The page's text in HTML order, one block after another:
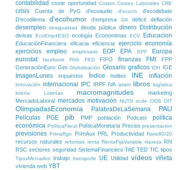
contabilidad coste oportunidad Costes Costes Laborales CRE
crisis Cuenta de PyG d'ecoaudio d'ecocio
d'ecodebate
D'ecodilema
d'ecohumor d'empresa DA déficit deflación
desempleo desigualdad deuda pública dinero Distribución
divisas EcoEmp4ESO ecología Economistas ECV Educacion
EducaciónFinanciera eficacia eficiencia
ejercicio economía
ejercicios
empleo empresario EOP EPA EPF
Europa
eurostat
facebook FAG FED FIFO finanzas FMI
FPP
GeneraciónEuro Gini Globalización Glosario graficos IDH IGE
ImagenLunes impuestos Índice Inditex INE inflación
innovación internacional IPC IRPF IVA latam libros logística
lotería
Loterías macromagnitudes
marketing
MercadoLaboral mercados motivación NUTS ocde ODS OIT
OlimpiadasEconomía PalabraDeLaSemana PAU
Películas PGE pib PMP población Podcast
política
económica PolíticaFiscal PolíticaMonetaria Precios presentacion
previsiones PrimaRgo PrimAux PRL Productividad Ratio80/20
recursos naturales reformas renta RentaFijaVariable riqueza
RN
RSC sectores seguridad SistemaFinanciero TAE TED TIC tipos
TiposMercados trabajo transporte UE Utilidad vídeos viñeta
vivienda web YBT